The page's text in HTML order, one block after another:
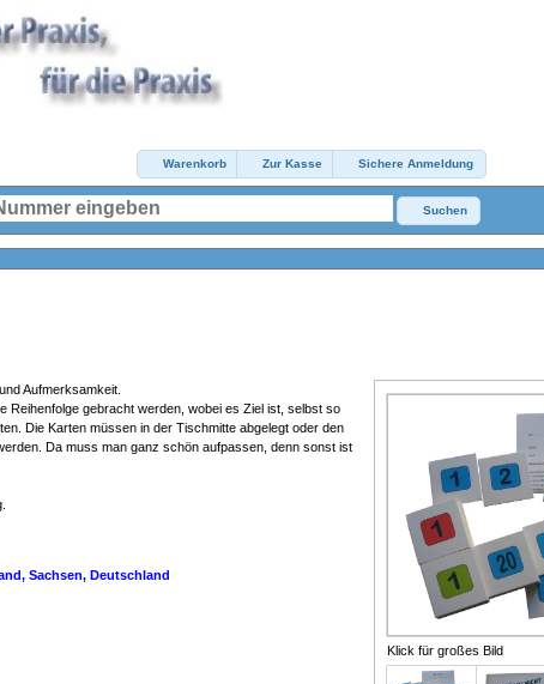
Warenkorb Zur Kasse Sichere Anmeldung
Suchen
Klick für großes Bild
Aufmerksamkeit.
Reihenfolge gebracht werden, wobei es Ziel ist, selbst so
Die Karten müssen in der Tischmitte abgelegt oder den
Da muss man ganz schön aufpassen, denn sonst ist
Sachsen, Deutschland